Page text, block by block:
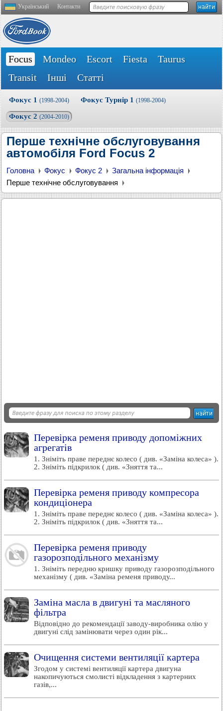
Український Контакти
Focus Mondeo Escort Fiesta
Taurus
Transit
Інші Статті
Фокус 1 (1998-2004) Фокус Турнір 1 (1998-2004)
Фокус 2 (2004-2010)
Перше технічне обслуговування
автомобіля Ford Focus 2
Головна Фокус Фокус 2
Загальна інформація
Перше технічне обслуговування
Перевірка ременя приводу допоміжних
агрегатів
1. Зніміть праве переднє колесо ( див. «Заміна колеса» ).
2. Зніміть підкрилок ( див. «Зняття та...
Перевірка ременя приводу компресора
кондиціонера
1. Зніміть праве переднє колесо ( див. «Заміна колеса» ).
2. Зніміть підкрилок ( див. «Зняття та...
Перевірка ременя приводу
газорозподільного механізму
1. Зніміть передню кришку приводу газорозподільного
механізму ( див. «Заміна ременя приводу...
Заміна масла в двигуні та масляного
фільтра
Відповідно до рекомендації заводу-виробника олію у
двигуні слід замінювати через один рік...
Очищення системи вентиляції картера
Згодом у системі вентиляції картера двигуна
накопичуються смолисті відкладення з картерних
газів,...